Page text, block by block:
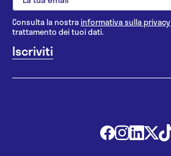
Consulta la nostrainformativa sulla privacy
trattamento dei tuoi dati.